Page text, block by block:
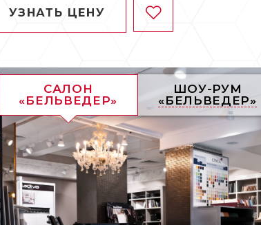
УЗНАТЬ ЦЕНУ
САЛОН
«БЕЛЬВЕДЕР»
ШОУ-РУМ
«БЕЛЬВЕДЕР»